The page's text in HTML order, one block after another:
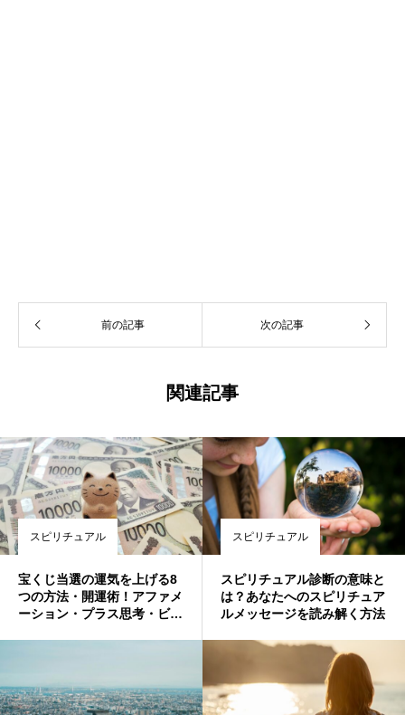
前の記事 次の記事
関連記事
スピリチュアル
宝くじ当選の運気を上げる8
つの方法・開運術！アファメ
ーション・プラス思考・ビジ
スピリチュアル
スピリチュアル診断の意味と
は？あなたへのスピリチュア
ルメッセージを読み解く方法